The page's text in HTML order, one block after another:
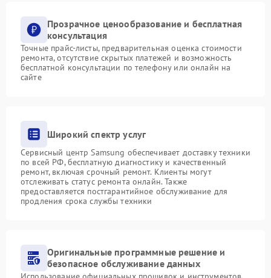
Прозрачное ценообразование и бесплатная
консультация
Точные прайс-листы, предварительная оценка стоимости
ремонта, отсутствие скрытых платежей и возможность
бесплатной консультации по телефону или онлайн на
сайте
Широкий спектр услуг
Сервисный центр Samsung обеспечивает доставку техники
по всей РФ, бесплатную диагностику и качественный
ремонт, включая срочный ремонт. Клиенты могут
отслеживать статус ремонта онлайн. Также
предоставляется постгарантийное обслуживание для
продления срока службы техники
Оригинальные программные решение и
безопасное обслуживание данных